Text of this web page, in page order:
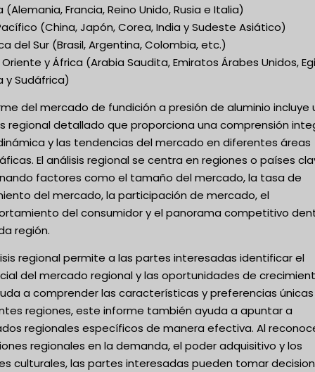
(Alemania, Francia, Reino Unido, Rusia e Italia)
(China, Japón, Corea, India y Sudeste Asiático)
del Sur (Brasil, Argentina, Colombia, etc.)
y África (Arabia Saudita, Emiratos Árabes Unidos,
y Sudáfrica)
del mercado de fundición a presión de aluminio incluye
regional detallado que proporciona una comprensión
y las tendencias del mercado en diferentes áreas
El análisis regional se centra en regiones o países
factores como el tamaño del mercado, la tasa de
del mercado, la participación de mercado, el
del consumidor y el panorama competitivo
región.
regional permite a las partes interesadas identificar el
del mercado regional y las oportunidades de
a comprender las características y preferencias
regiones, este informe también ayuda a apuntar a
regionales específicos de manera efectiva. Al
regionales en la demanda, el poder adquisitivo y los
culturales, las partes interesadas pueden tomar